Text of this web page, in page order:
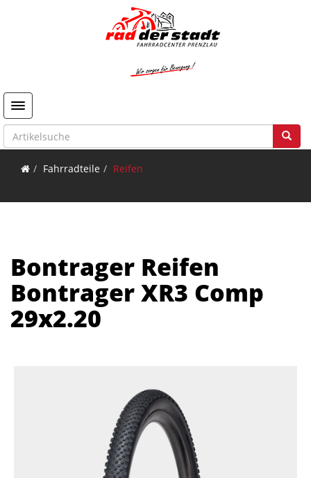
Toggle navigation
Fahrradteile Reifen
Bontrager Reifen
Bontrager XR3 Comp
29x2.20